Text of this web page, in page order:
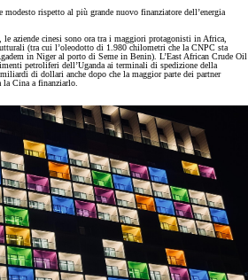
rispetto al più grande nuovo finanziatore dell’energia
le aziende cinesi sono ora tra i maggiori protagonisti in Africa,
(tra cui l’oleodotto di 1.980 chilometri che la CNPC sta
in Niger al porto di Seme in Benin). L’East African Crude Oil
petroliferi dell’Uganda ai terminali di spedizione della
di dollari anche dopo che la maggior parte dei partner
Cina a finanziarlo.